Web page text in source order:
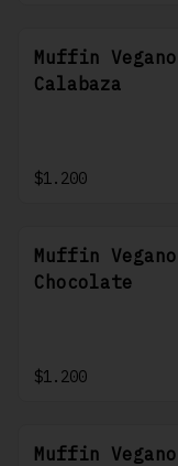
Muffin Vegano
Calabaza
$1.200
Muffin Vegano
Chocolate
$1.200
Muffin Vegano